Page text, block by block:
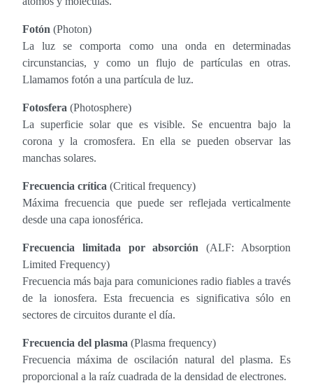
Fotón (Photon)
La luz se comporta como una onda en determinadas
circunstancias, y como un flujo de partículas en otras.
Llamamos fotón a una partícula de luz.
Fotosfera (Photosphere)
La superficie solar que es visible. Se encuentra bajo la
corona y la cromosfera. En ella se pueden observar las
manchas solares.
Frecuencia crítica (Critical frequency)
Máxima frecuencia que puede ser reflejada verticalmente
desde una capa ionosférica.
Frecuencia limitada por absorción (ALF: Absorption
Limited Frequency)
Frecuencia más baja para comuniciones radio fiables a través
de la ionosfera. Esta frecuencia es significativa sólo en
sectores de circuitos durante el día.
Frecuencia del plasma (Plasma frequency)
Frecuencia máxima de oscilación natural del plasma. Es
proporcional a la raíz cuadrada de la densidad de electrones.